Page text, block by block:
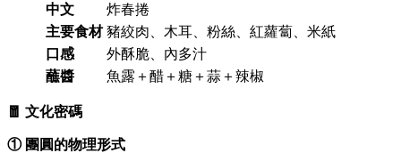
中文
炸春捲
主要食材 豬絞肉、木耳、粉絲、紅蘿蔔、米紙
口感
外酥脆、內多汁
蘸醬
魚露＋醋＋糖＋蒜＋辣椒
🧧 文化密碼
① 團圓的物理形式